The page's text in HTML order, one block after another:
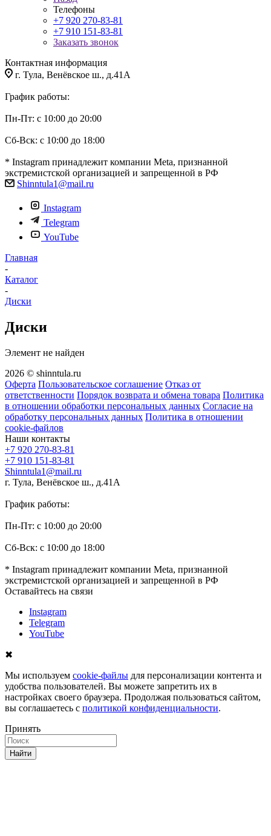
Телефоны
+7 920 270-83-81
+7 910 151-83-81
Заказать звонок
Контактная информация
г. Тула, Венёвское ш., д.41А
График работы:
Пн-Пт: с 10:00 до 20:00
Сб-Вск: с 10:00 до 18:00
* Instagram принадлежит компании Meta, признанной
экстремистской организацией и запрещенной в РФ
Shinntula1@mail.ru
Instagram
Telegram
YouTube
Главная
-
Каталог
-
Диски
Диски
Элемент не найден
2026 © shinntula.ru
Оферта Пользовательское соглашение Отказ от
ответственности Порядок возврата и обмена товара Политика
в отношении обработки персональных данных Согласие на
обработку персональных данных Политика в отношении
cookie-файлов
Наши контакты
+7 920 270-83-81
+7 910 151-83-81
Shinntula1@mail.ru
г. Тула, Венёвское ш., д.41А
График работы:
Пн-Пт: с 10:00 до 20:00
Сб-Вск: с 10:00 до 18:00
* Instagram принадлежит компании Meta, признанной
экстремистской организацией и запрещенной в РФ
Оставайтесь на связи
Instagram
Telegram
YouTube
✖
Мы используем cookie-файлы для персонализации контента и
удобства пользователей. Вы можете запретить их в
настройках своего браузера. Продолжая пользоваться сайтом,
вы соглашаетесь с политикой конфиденциальности.
Принять
Найти